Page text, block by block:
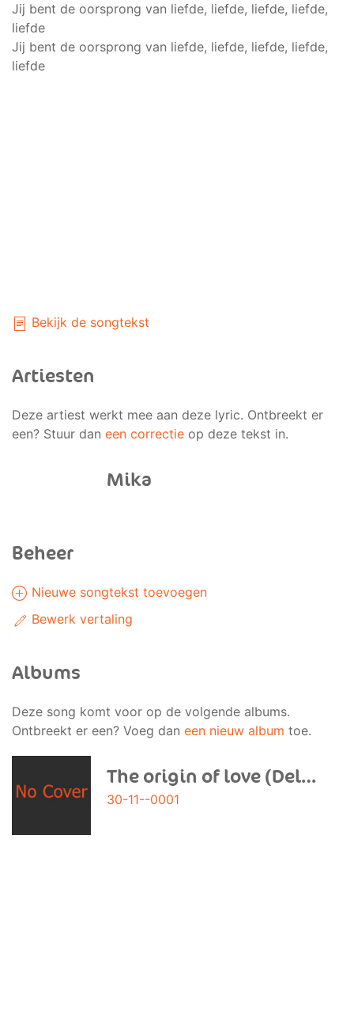
Jij bent de oorsprong van liefde, liefde, liefde, liefde,
liefde
Jij bent de oorsprong van liefde, liefde, liefde, liefde,
liefde
Bekijk de songtekst
Artiesten
Deze artiest werkt mee aan deze lyric. Ontbreekt er
een? Stuur dan een correctie op deze tekst in.
Mika
Beheer
Nieuwe songtekst toevoegen
Bewerk vertaling
Albums
Deze song komt voor op de volgende albums.
Ontbreekt er een? Voeg dan een nieuw album toe.
The origin of love (Deluxe Edition)
30-11--0001